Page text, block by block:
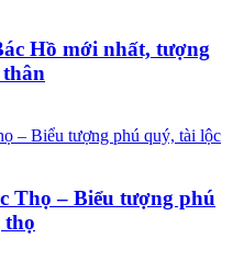
Hồ mới nhất, tượng
Thọ – Biểu tượng phú
thọ